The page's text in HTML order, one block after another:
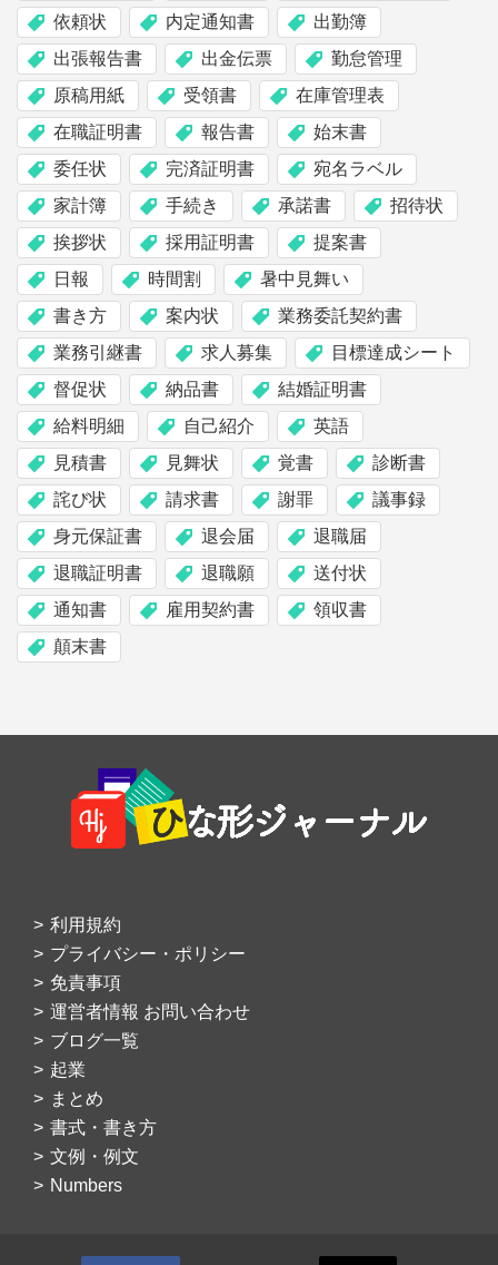
依頼状
内定通知書
出勤簿
出張報告書
出金伝票
勤怠管理
原稿用紙
受領書
在庫管理表
在職証明書
報告書
始末書
委任状
完済証明書
宛名ラベル
家計簿
手続き 承諾書
招待状
挨拶状
採用証明書
提案書
日報
時間割
暑中見舞い
書き方
案内状
業務委託契約書
業務引継書
求人募集
目標達成シート
督促状
納品書
結婚証明書
給料明細
自己紹介
英語
見積書
見舞状 覚書
診断書
詫び状
請求書 謝罪
議事録
身元保証書
退会届
退職届
退職証明書
退職願
送付状
通知書
雇用契約書
領収書
顛末書
Footer
利用規約
プライバシー・ポリシー
免責事項
運営者情報 お問い合わせ
ブログ一覧
起業
まとめ
書式・書き方
文例・例文
Numbers